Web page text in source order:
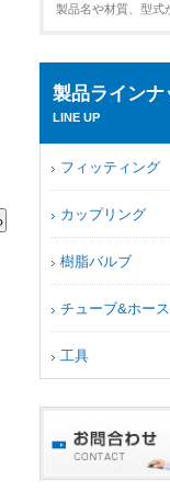
製品名や材質、型式
製品ラインナ
LINE UP
フィッティング
カップリング
樹脂バルブ
チューブ&ホース
工具